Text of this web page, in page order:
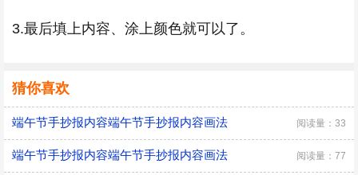
3.最后填上内容、涂上颜色就可以了。
猜你喜欢
端午节手抄报内容端午节手抄报内容画法 阅读量：33
端午节手抄报内容端午节手抄报内容画法 阅读量：77